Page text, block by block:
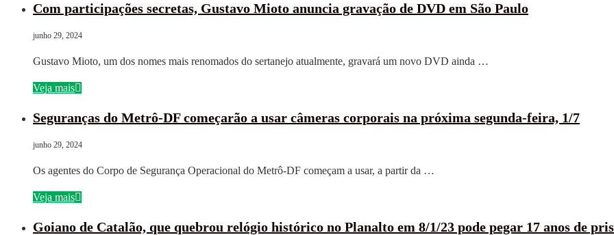
Com participações secretas, Gustavo Mioto anuncia gravação de DVD em São Paulo
junho 29, 2024
Gustavo Mioto, um dos nomes mais renomados do sertanejo atualmente, gravará um novo DVD ainda …
Veja mais
Seguranças do Metrô-DF começarão a usar câmeras corporais na próxima segunda-feira, 1/7
junho 29, 2024
Os agentes do Corpo de Segurança Operacional do Metrô-DF começam a usar, a partir da …
Veja mais
Goiano de Catalão, que quebrou relógio histórico no Planalto em 8/1/23 pode pegar 17 anos de